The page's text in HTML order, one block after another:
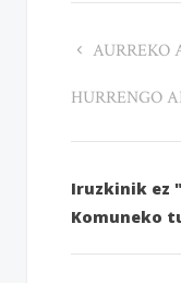
AURREKO
HURRENGO
Iruzkinik ez
Komuneko